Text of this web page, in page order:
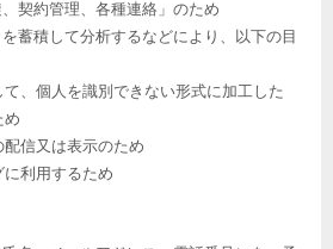
契約管理、各種連絡」のため
蓄積して分析するなどにより、以下の目
て、個人を識別できない形式に加工した
め
配信又は表示のため
に利用するため